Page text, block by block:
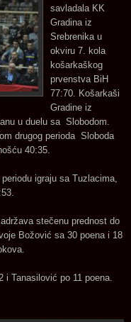
savladala KK
Gradina iz
Srebrenika u
okviru 7. kola
košarkaškog
prvenstva BiH
77:70. Košarkaši
Gradine iz
u duelu sa Slobodom.
drugog perioda Sloboda
40:35.
igraju sa Tuzlacima,
stečenu prednost do
Božović sa 30 poena i 18
Tanasilović po 11 poena.